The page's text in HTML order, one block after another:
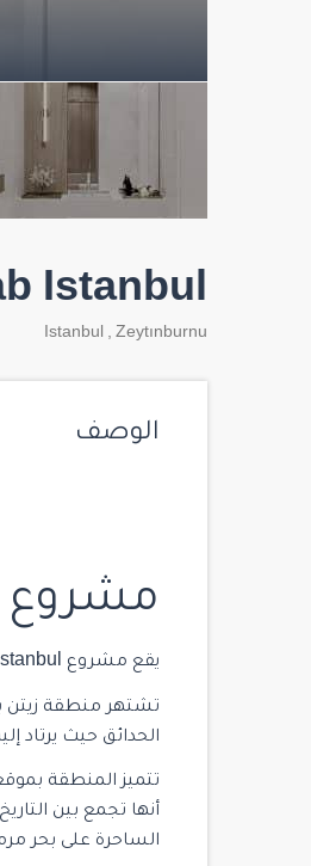
Istanbul
Istanbul , Zeytınburnu
الوصف
مشروع Bab Istanbul
يقع مشروع Bab Istanbul في
تشتهر منطقة زيتن
الحدائق حيث يرتاد
تتميز المنطقة
أنها تجمع بين
الساحرة على بحر